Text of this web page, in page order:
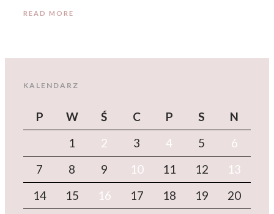
READ MORE
KALENDARZ
P W Ś C P S
N
1
2 3 4 5
6
7
8 9 10 11 12
13
14
15 16 17 18 19
20